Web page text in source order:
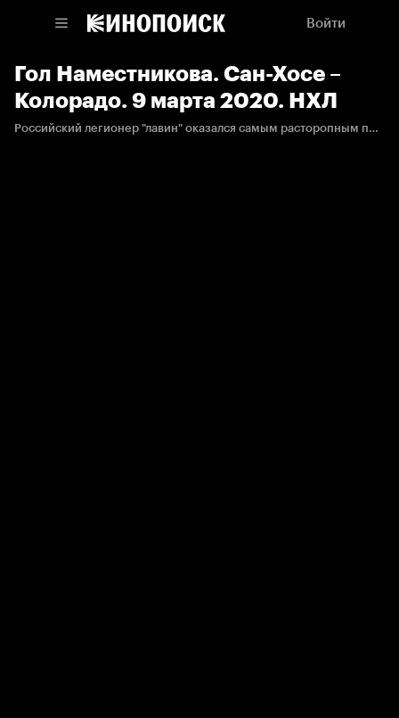
Войти
Гол Наместникова. Сан-Хосе –
Колорадо. 9 марта 2020. НХЛ
Российский легионер "лавин" оказался самым расторопным перед воротами соперника и вывел свою команду вперёд.